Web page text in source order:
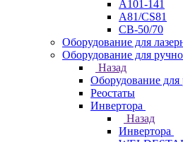
А101-141
А81/CS81
СВ-50/70
Оборудование для
Оборудование для
Назад
Оборудование для
Реостаты
Инвертора
Назад
Инвертора